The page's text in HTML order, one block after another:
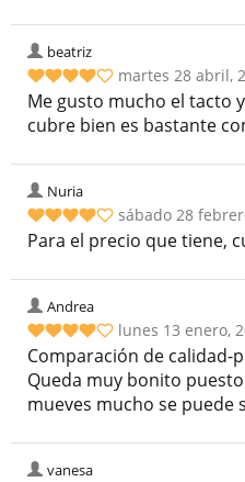
beatriz
martes 28 abril,
Me gusto mucho el tacto
cubre bien es bastante
Nuria
sábado 28
Para el precio que tiene,
Andrea
lunes 13 enero,
Comparación de calidad-
Queda muy bonito
mueves mucho se puede
vanesa